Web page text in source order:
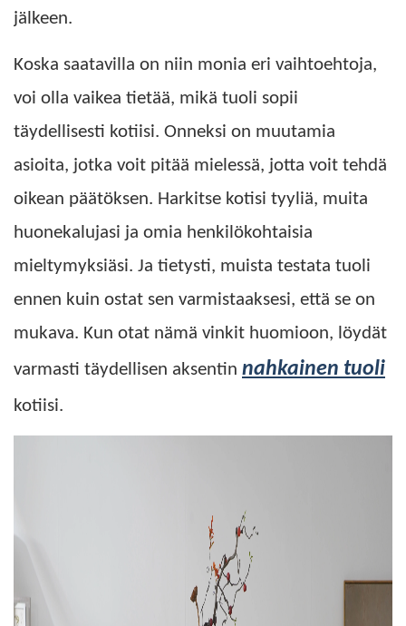
jälkeen.
Koska saatavilla on niin monia eri vaihtoehtoja,
voi olla vaikea tietää, mikä tuoli sopii
täydellisesti kotiisi. Onneksi on muutamia
asioita, jotka voit pitää mielessä, jotta voit tehdä
oikean päätöksen. Harkitse kotisi tyyliä, muita
huonekalujasi ja omia henkilökohtaisia ​​
mieltymyksiäsi. Ja tietysti, muista testata tuoli
ennen kuin ostat sen varmistaaksesi, että se on
mukava. Kun otat nämä vinkit huomioon, löydät
varmasti täydellisen aksentin nahkainen tuoli
kotiisi.